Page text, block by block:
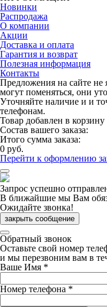
Новинки
Распродажа
О компании
Акции
Доставка и оплата
Гарантия и возврат
Полезная информация
Контакты
Предложения на сайте
могут поменяться, они
Уточняйте наличие и и
телефонам.
Товар добавлен в корзину
Состав вашего заказа:
Итого сумма заказа:
0 руб.
Перейти к оформлению
Запрос успешно
В ближайшие мы Вам
Ожидайте звонка!
закрыть сообщение
Обратный звонок
Оставьте свой номер
и мы перезвоним вам в
Ваше Имя *
Номер телефона *